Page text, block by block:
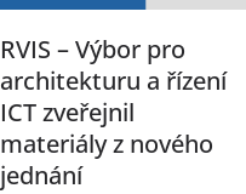
RVIS – Výbor pro
architekturu a řízení
ICT zveřejnil
materiály z nového
jednání